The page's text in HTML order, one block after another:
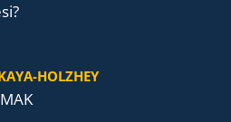
HOLZHEY